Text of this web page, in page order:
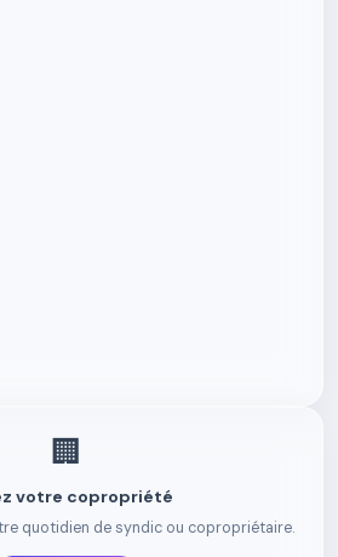
🏢
votre copropriété
quotidien de syndic ou copropriétaire.